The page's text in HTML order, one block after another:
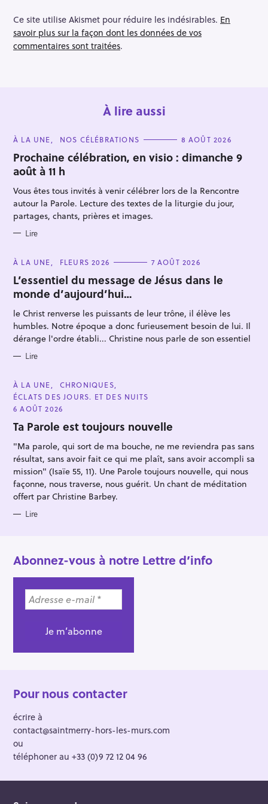
Ce site utilise Akismet pour réduire les indésirables. En
savoir plus sur la façon dont les données de vos
commentaires sont traitées.
À lire aussi
C
T
E
G
O
I
E
S
À LA UNE NOS CÉLÉBRATIONS 8 AOÛT 2026
Prochaine célébration, en visio : dimanche 9
août à 11 h
Vous êtes tous invités à venir célébrer lors de la Rencontre
autour la Parole. Lecture des textes de la liturgie du jour,
partages, chants, prières et images.
Lire
C
T
E
G
O
R
I
E
S
À LA UNE FLEURS 2026 7 AOÛT 2026
L’essentiel du message de Jésus dans le
monde d’aujourd’hui…
le Christ renverse les puissants de leur trône, il élève les
humbles. Notre époque a donc furieusement besoin de lui. Il
dérange l'ordre établi... Christine nous parle de son essentiel
Lire
C
A
T
E
G
O
R
E
À LA UNE
CHRONIQUES
ÉCLATS DES JOURS. ET DES NUITS
6 AOÛT 2026
Ta Parole est toujours nouvelle
"Ma parole, qui sort de ma bouche, ne me reviendra pas sans
résultat, sans avoir fait ce qui me plaît, sans avoir accompli sa
mission" (Isaïe 55, 11). Une Parole toujours nouvelle, qui nous
façonne, nous traverse, nous guérit. Un chant de méditation
offert par Christine Barbey.
Lire
Abonnez-vous à notre Lettre d’info
Pour nous contacter
écrire à
contact@saintmerry-hors-les-murs.com
ou
téléphoner au +33 (0)9 72 12 04 96